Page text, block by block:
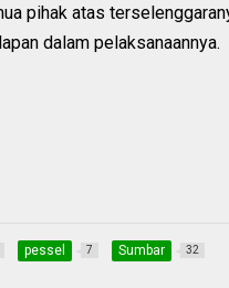
pihak atas
dalam pelaksanaannya.
pessel 7 Sumbar 32